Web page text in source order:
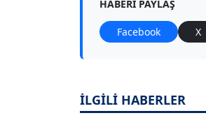
HABERI PAYLAŞ
Facebook X
İLGİLİ HABERLER